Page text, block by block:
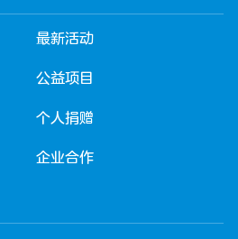
最新活动
公益项目
个人捐赠
企业合作